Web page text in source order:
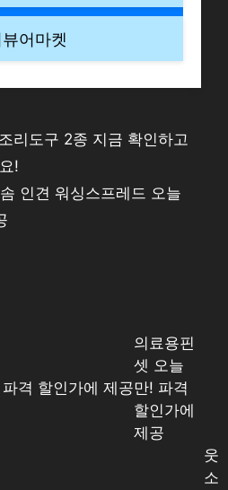
어마켓
리도구 2종 지금 확인하고
!
인견 워싱스프레드 오늘
의료용핀
셋 오늘
만! 파격
할인가에
제공
웃
소